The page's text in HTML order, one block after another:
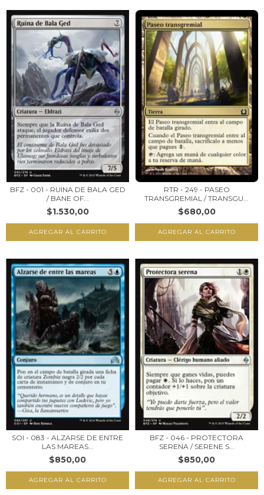
BFZ - 001 - RUINA DE BALA GED
/ BANE OF...
$1.530,00
RTR - 249 - PASEO
TRANSGREMIAL / TRANSGU...
$680,00
SOI - 083 - ALZARSE DE ENTRE
LAS MAREAS...
$850,00
BFZ - 046 - PROTECTORA
SERENA / SERENE S...
$850,00